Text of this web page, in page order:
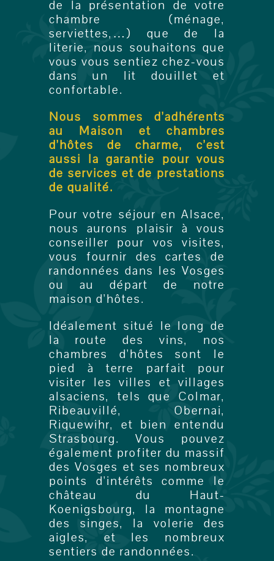
de la présentation de votre
chambre (ménage,
serviettes,…) que de la
literie, nous souhaitons que
vous vous sentiez chez-vous
dans un lit douillet et
confortable.
Nous sommes d’adhérents
au Maison et chambres
d’hôtes de charme, c’est
aussi la garantie pour vous
de services et de prestations
de qualité.
Pour votre séjour en Alsace,
nous aurons plaisir à vous
conseiller pour vos visites,
vous fournir des cartes de
randonnées dans les Vosges
ou au départ de notre
maison d’hôtes.
Idéalement situé le long de
la route des vins, nos
chambres d’hôtes sont le
pied à terre parfait pour
visiter les villes et villages
alsaciens, tels que Colmar,
Ribeauvillé, Obernai,
Riquewihr, et bien entendu
Strasbourg. Vous pouvez
également profiter du massif
des Vosges et ses nombreux
points d’intérêts comme le
château du Haut-
Koenigsbourg, la montagne
des singes, la volerie des
aigles, et les nombreux
sentiers de randonnées.